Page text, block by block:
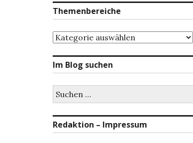
Themenbereiche
Themenbereiche
Im Blog suchen
nach:
Redaktion – Impressum